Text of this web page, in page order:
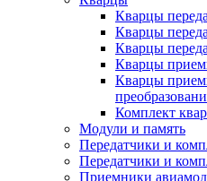
Кварцы
Кварцы
Кварцы
Кварцы
Кварцы
Комплект
Модули и память
Передатчики и
Передатчики и
Приемники